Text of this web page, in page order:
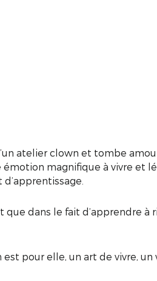
atelier clown et tombe
magnifique à vivre et
dans le fait d’apprendre à
pour elle, un art de vivre, un